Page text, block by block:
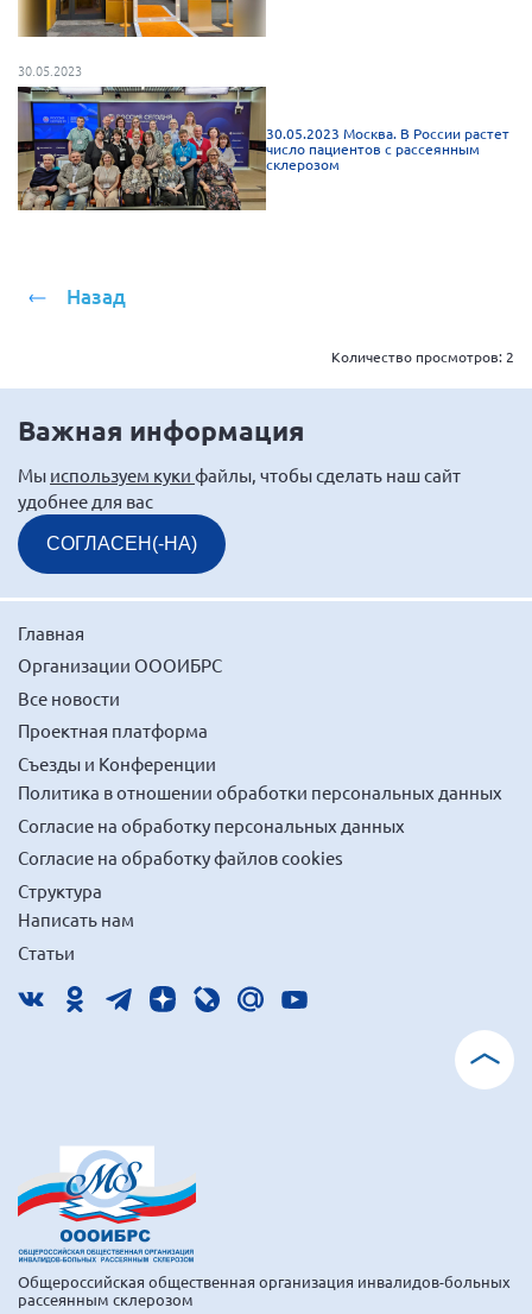
30.05.2023
30.05.2023 Москва. В России растет
число пациентов с рассеянным
склерозом
Назад
Количество просмотров: 2
Важная информация
Мы используем куки файлы, чтобы сделать наш сайт
удобнее для вас
СОГЛАСЕН(-НА)
Главная
Организации ОООИБРС
Все новости
Проектная платформа
Съезды и Конференции
Политика в отношении обработки персональных данных
Согласие на обработку персональных данных
Согласие на обработку файлов cookies
Структура
Написать нам
Статьи
Общероссийская общественная организация инвалидов-больных
рассеянным склерозом